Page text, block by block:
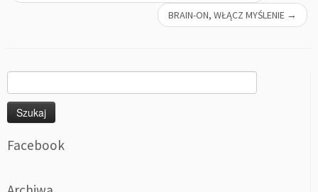
BRAIN-ON, WŁĄCZ MYŚLENIE →
Facebook